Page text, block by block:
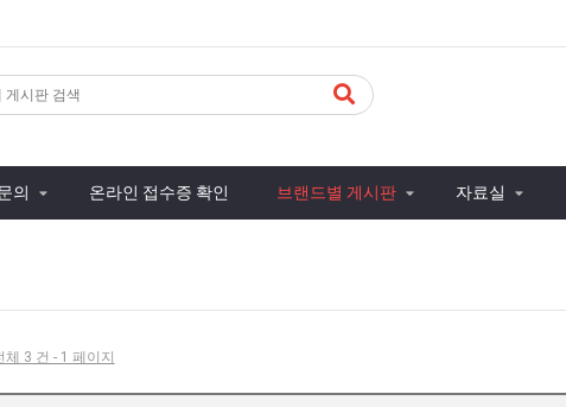
의 온라인 접수증 확인 브랜드별 게시판 자료실
체 3 건 - 1 페이지